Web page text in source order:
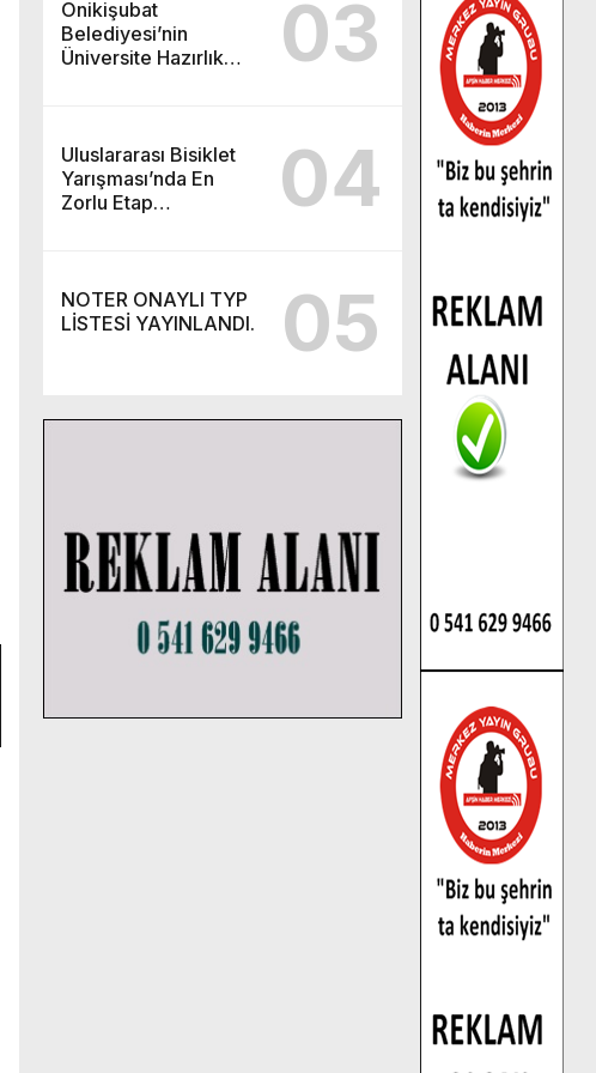
Onikişubat
Belediyesi’nin
Üniversite Hazırlık
03
Uluslararası Bisiklet
Yarışması’nda En
Zorlu Etap
04
NOTER ONAYLI TYP
LİSTESİ YAYINLANDI.
05